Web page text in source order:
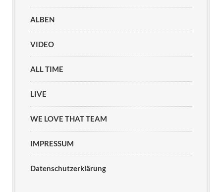
ALBEN
VIDEO
ALL TIME
LIVE
WE LOVE THAT TEAM
IMPRESSUM
Datenschutzerklärung